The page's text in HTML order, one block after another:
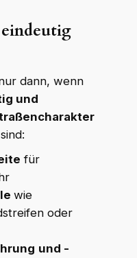
dann, wenn
und
für
wie
oder
und -